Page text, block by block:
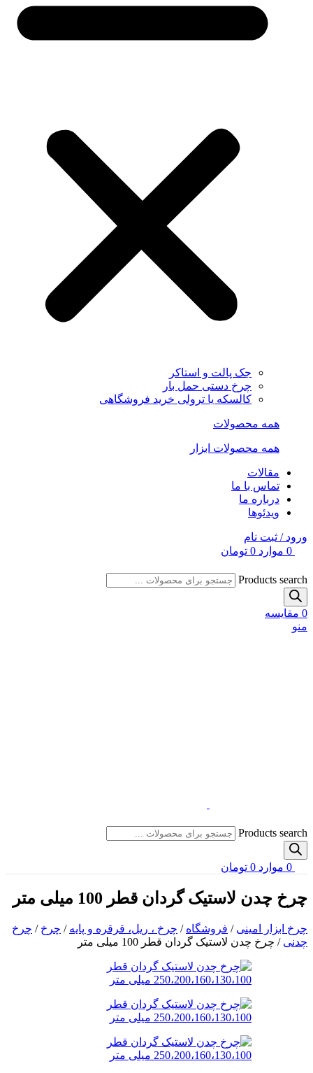
جک پالت و استاکر
چرخ دستی حمل بار
کالسکه یا ترولی خرید فروشگاهی
همه محصولات
همه محصولات ابزار
مقالات
تماس با ما
درباره ما
ویدئوها
ورود / ثبت نام
0 موارد 0 تومان
Products search
0 مقایسه
منو
Products search
0 موارد 0 تومان
چرخ چدن لاستیک گردان قطر 100 میلی متر
چرخ ابزار امینی / فروشگاه / چرخ ، ریل، قرقره و پایه / چرخ / چرخ
چدنی / چرخ چدن لاستیک گردان قطر 100 میلی متر